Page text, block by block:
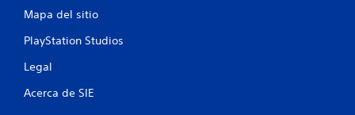
Mapa del sitio
PlayStation Studios
Legal
Acerca de SIE